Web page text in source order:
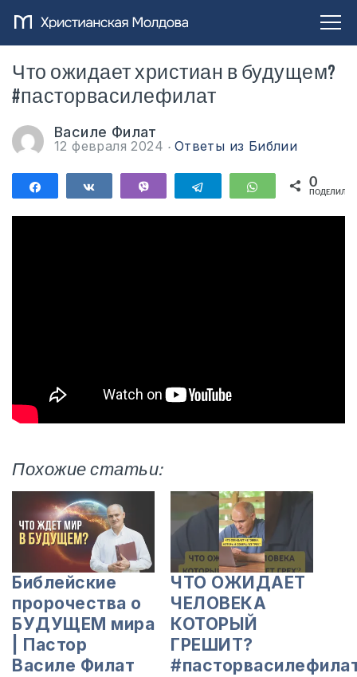
Что ожидает христиан в будущем?
#пасторвасилефилат
Василе Филат
12 февраля 2024 Ответы из Библии
ПоделитьсяПоделиться Telegram WhatsApp
0
Похожие статьи:
Библейские
пророчества о
БУДУЩЕМ мира
| Пастор
Василе Филат
ЧТО ОЖИДАЕТ
ЧЕЛОВЕКА
КОТОРЫЙ
ГРЕШИТ?